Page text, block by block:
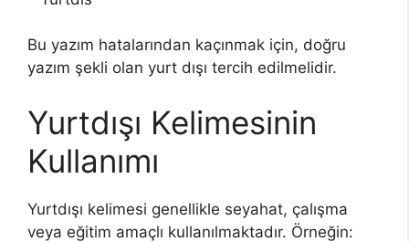
Bu yazım hatalarından kaçınmak için, doğru
yazım şekli olan yurt dışı tercih edilmelidir.
Yurtdışı Kelimesinin
Kullanımı
Yurtdışı kelimesi genellikle seyahat, çalışma
veya eğitim amaçlı kullanılmaktadır. Örneğin: